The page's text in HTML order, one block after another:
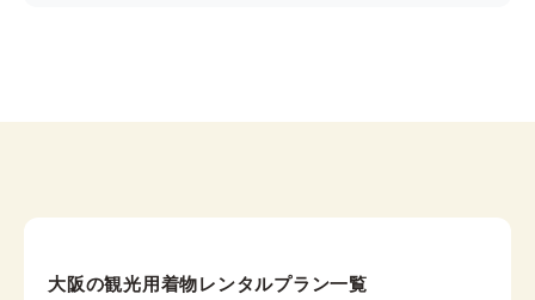
大阪の観光用着物レンタルプラン一覧